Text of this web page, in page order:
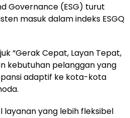
Governance (ESG) turut
masuk dalam indeks ESGQ
“Gerak Cepat, Layan Tepat,
kebutuhan pelanggan yang
adaptif ke kota-kota
layanan yang lebih fleksibel